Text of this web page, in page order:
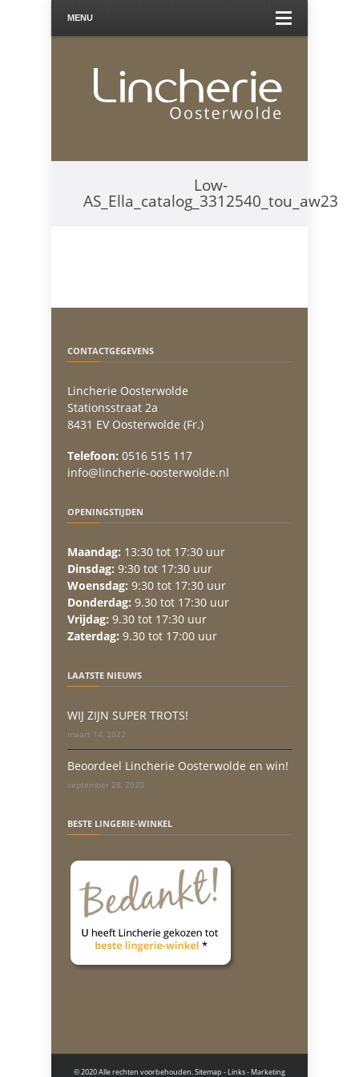
MENU
Low-
AS_Ella_catalog_3312540_tou_aw23
CONTACTGEGEVENS
Lincherie Oosterwolde
Stationsstraat 2a
8431 EV Oosterwolde (Fr.)
Telefoon: 0516 515 117
info@lincherie-oosterwolde.nl
OPENINGSTIJDEN
Maandag: 13:30 tot 17:30 uur
Dinsdag: 9:30 tot 17:30 uur
Woensdag: 9:30 tot 17:30 uur
Donderdag: 9.30 tot 17:30 uur
Vrijdag: 9.30 tot 17:30 uur
Zaterdag: 9.30 tot 17:00 uur
LAATSTE NIEUWS
WIJ ZIJN SUPER TROTS!
maart 14, 2022
Beoordeel Lincherie Oosterwolde en win!
september 28, 2020
BESTE LINGERIE-WINKEL
© 2020 Alle rechten voorbehouden.Sitemap - Links- Marketing